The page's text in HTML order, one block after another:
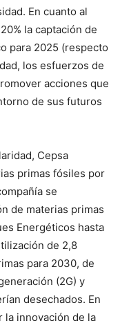
En cuanto al
la captación de
para 2025 (respecto
los esfuerzos de
acciones que
de sus futuros
Cepsa
primas fósiles por
se
de materias primas
Energéticos hasta
de 2,8
para 2030, de
(2G) y
desechados. En
la innovación de la